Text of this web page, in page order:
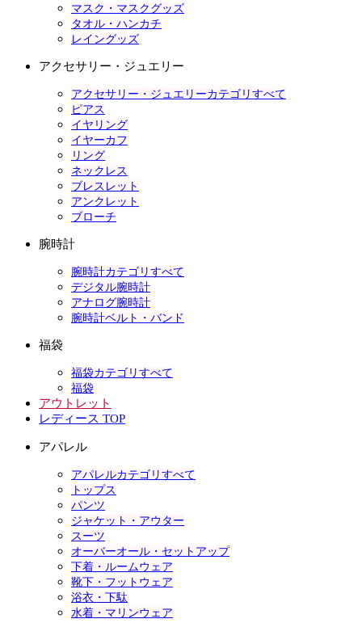
マスク・マスクグッズ
タオル・ハンカチ
レイングッズ
アクセサリー・ジュエリー
アクセサリー・ジュエリーカテゴリすべて
ピアス
イヤリング
イヤーカフ
リング
ネックレス
ブレスレット
アンクレット
ブローチ
腕時計
腕時計カテゴリすべて
デジタル腕時計
アナログ腕時計
腕時計ベルト・バンド
福袋
福袋カテゴリすべて
福袋
アウトレット
レディース TOP
アパレル
アパレルカテゴリすべて
トップス
パンツ
ジャケット・アウター
スーツ
オーバーオール・セットアップ
下着・ルームウェア
靴下・フットウェア
浴衣・下駄
水着・マリンウェア